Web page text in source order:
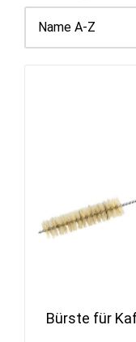
Bürste für